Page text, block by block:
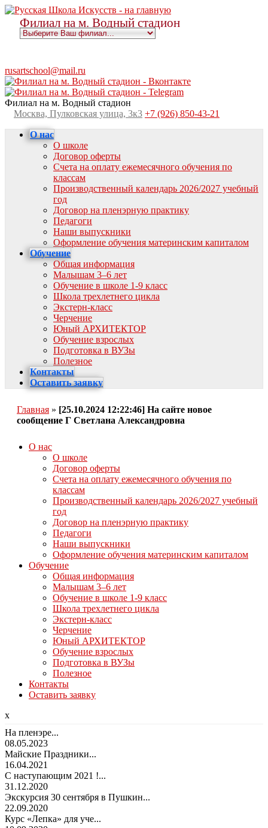
Филиал на м. Водный стадион
rusartschool@mail.ru
Филиал на м. Водный стадион
Москва, Пулковская улица, 3к3 +7 (926) 850-43-21
О нас
О школе
Договор оферты
Счета на оплату ежемесячного обучения по
классам
Производственный календарь 2026/2027 учебный
год
Договор на пленэрную практику
Педагоги
Наши выпускники
Оформление обучения материнским капиталом
Обучение
Общая информация
Малышам 3–6 лет
Обучение в школе 1-9 класс
Школа трехлетнего цикла
Экстерн-класс
Черчение
Юный АРХИТЕКТОР
Обучение взрослых
Подготовка в ВУЗы
Полезное
Контакты
Оставить заявку
Главная » [25.10.2024 12:22:46] На сайте новое
сообщение Г Светлана Александровна
О нас
О школе
Договор оферты
Счета на оплату ежемесячного обучения по
классам
Производственный календарь 2026/2027 учебный
год
Договор на пленэрную практику
Педагоги
Наши выпускники
Оформление обучения материнским капиталом
Обучение
Общая информация
Малышам 3–6 лет
Обучение в школе 1-9 класс
Школа трехлетнего цикла
Экстерн-класс
Черчение
Юный АРХИТЕКТОР
Обучение взрослых
Подготовка в ВУЗы
Полезное
Контакты
Оставить заявку
x
На пленэре...
08.05.2023
Майские Праздники...
16.04.2021
С наступающим 2021 !...
31.12.2020
Экскурсия 30 сентября в Пушкин...
22.09.2020
Курс «Лепка» для уче...